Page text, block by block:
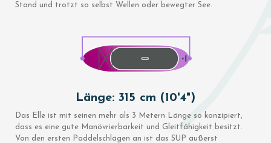
Stand und trotzt so selbst Wellen oder bewegter See.
Länge: 315 cm (10'4")
Das Elle ist mit seinen mehr als 3 Metern Länge so konzipiert,
dass es eine gute Manövrierbarkeit und Gleitfähigkeit besitzt.
Von den ersten Paddelschlägen an ist das SUP äußerst